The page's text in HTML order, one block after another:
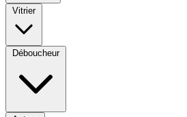
Vitrier
Déboucheur